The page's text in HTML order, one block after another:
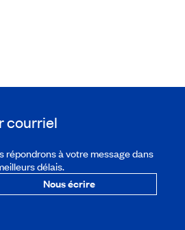
courriel
répondrons à votre message dans
délais.
Nous écrire